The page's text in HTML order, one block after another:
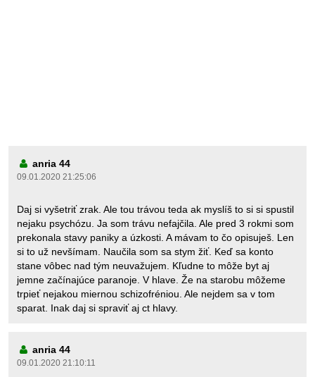
anria 44
09.01.2020 21:25:06
Daj si vyšetriť zrak. Ale tou trávou teda ak myslíš to si si spustil
nejaku psychózu. Ja som trávu nefajčila. Ale pred 3 rokmi som
prekonala stavy paniky a úzkosti. A mávam to čo opisuješ. Len
si to už nevšímam. Naučila som sa stym žiť. Keď sa konto
stane vôbec nad tým neuvažujem. Kľudne to môže byt aj
jemne začínajúce paranoje. V hlave. Že na starobu môžeme
trpieť nejakou miernou schizofréniou. Ale nejdem sa v tom
sparat. Inak daj si spraviť aj ct hlavy.
anria 44
09.01.2020 21:10:11